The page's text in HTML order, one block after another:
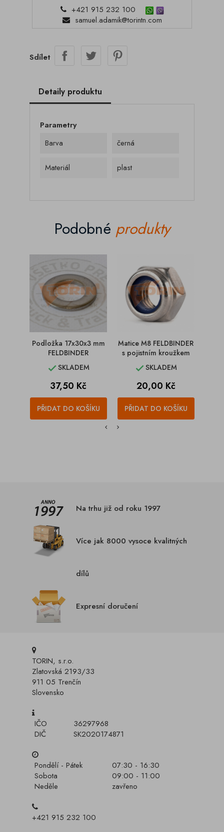
+421 915 232 100
samuel.adamik@torintn.com
Sdílet
Detaily produktu
Parametry
Barva
černá
Materiál plast
Podobné produkty
Podložka 17x30x3 mm
FELDBINDER
SKLADEM
Cena
37,50 Kč
PŘIDAT DO KOŠÍKU
Matice M8 FELDBINDER
s pojistním kroužkem
SKLADEM
Cena
20,00 Kč
PŘIDAT DO KOŠÍKU
Na trhu již od roku 1997
Více jak 8000 vysoce kvalitných
dílů
Expresní doručení
TORIN, s.r.o.
Zlatovská 2193/33
911 05 Trenčín
Slovensko
IČO
36297968
DIČ
SK2020174871
Pondělí - Pátek
07:30 - 16:30
Sobota
09:00 - 11:00
Neděle
zavřeno
+421 915 232 100